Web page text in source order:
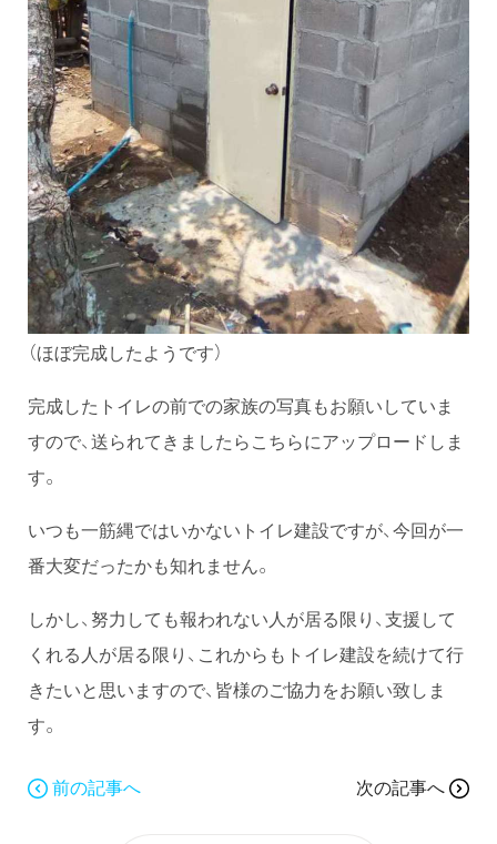
（ほぼ完成したようです）
完成したトイレの前での家族の写真もお願いしていま
すので、送られてきましたらこちらにアップロードしま
す。
いつも一筋縄ではいかないトイレ建設ですが、今回が一
番大変だったかも知れません。
しかし、努力しても報われない人が居る限り、支援して
くれる人が居る限り、これからもトイレ建設を続けて行
きたいと思いますので、皆様のご協力をお願い致しま
す。
前の記事へ 次の記事へ